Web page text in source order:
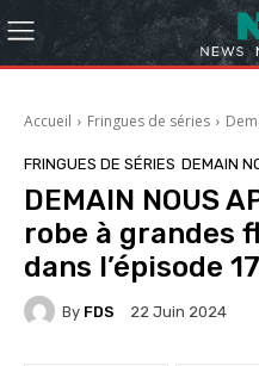
Accueil Fringues de séries
FRINGUES DE SÉRIES DEMAIN
DEMAIN NOUS
robe à grandes
dans l’épisode
By FDS 22 Juin 2024